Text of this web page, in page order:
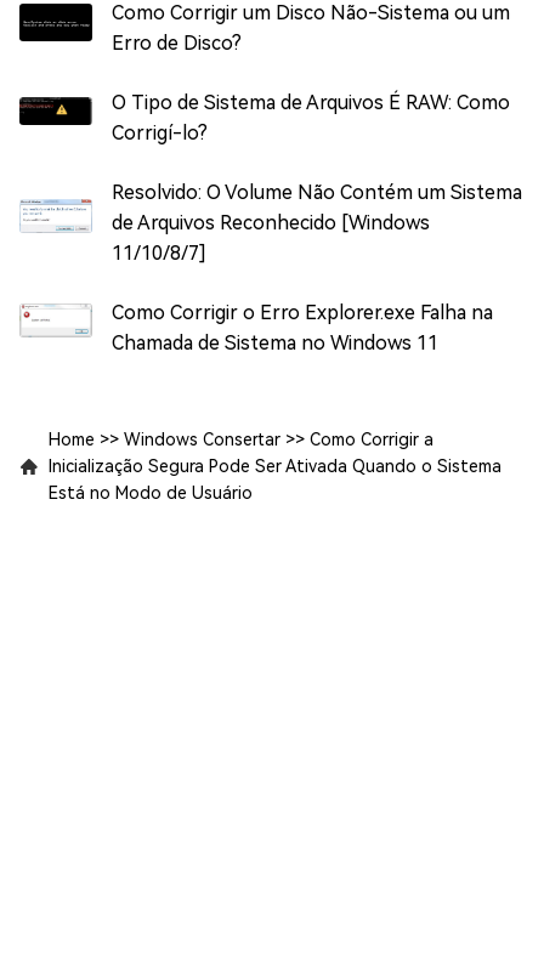
Como Corrigir um Disco Não-Sistema ou um
Erro de Disco?
O Tipo de Sistema de Arquivos É RAW: Como
Corrigí-lo?
Resolvido: O Volume Não Contém um Sistema
de Arquivos Reconhecido [Windows
11/10/8/7]
Como Corrigir o Erro Explorer.exe Falha na
Chamada de Sistema no Windows 11
Home >> Windows Consertar >> Como Corrigir a
Inicialização Segura Pode Ser Ativada Quando o Sistema
Está no Modo de Usuário